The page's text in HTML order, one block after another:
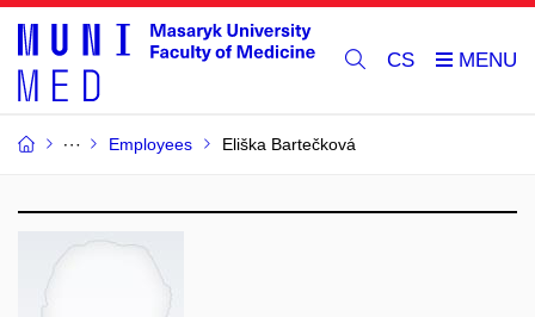
CS
Employees Eliška Bartečková